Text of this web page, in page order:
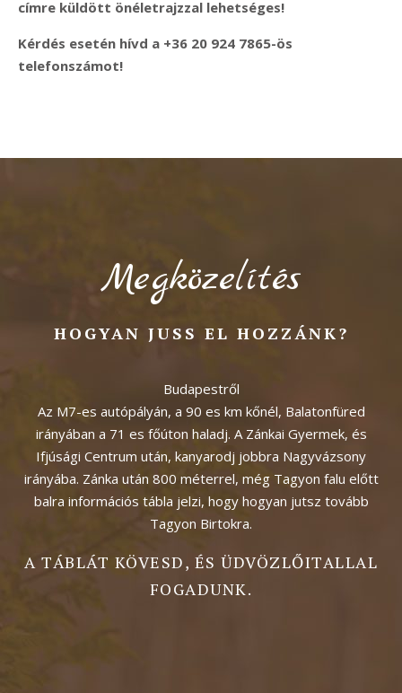
címre küldött önéletrajzzal lehetséges!
Kérdés esetén hívd a +36 20 924 7865-ös
telefonszámot!
Megközelítés
HOGYAN JUSS EL HOZZÁNK?
Budapestről
Az M7-es autópályán, a 90 es km kőnél, Balatonfüred
irányában a 71 es főúton haladj. A Zánkai Gyermek, és
Ifjúsági Centrum után, kanyarodj jobbra Nagyvázsony
irányába. Zánka után 800 méterrel, még Tagyon falu előtt
balra információs tábla jelzi, hogy hogyan jutsz tovább
Tagyon Birtokra.
A TÁBLÁT KÖVESD, ÉS ÜDVÖZLŐITALLAL
FOGADUNK.